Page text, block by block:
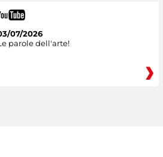
07/2026
parole dell'arte!